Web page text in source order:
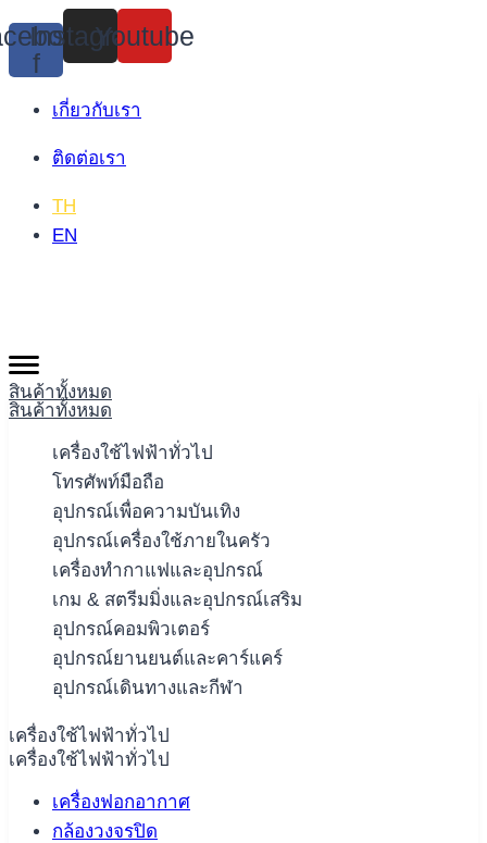
Skip
to
content
f
Instagram
Youtube
เกี่ยวกับเรา
ติดต่อเรา
TH
EN
สินค้าทั้งหมด
สินค้าทั้งหมด
เครื่องใช้ไฟฟ้าทั่วไป
โทรศัพท์มือถือ
อุปกรณ์เพื่อความบันเทิง
อุปกรณ์เครื่องใช้ภายในครัว
เครื่องทำกาแฟและอุปกรณ์
เกม & สตรีมมิ่งและอุปกรณ์เสริม
อุปกรณ์คอมพิวเตอร์
อุปกรณ์ยานยนต์และคาร์แคร์
อุปกรณ์เดินทางและกีฬา
เครื่องใช้ไฟฟ้าทั่วไป
เครื่องใช้ไฟฟ้าทั่วไป
เครื่องฟอกอากาศ
กล้องวงจรปิด